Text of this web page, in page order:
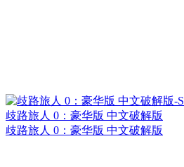
歧路旅人 0：豪华版 中文破解版
歧路旅人 0：豪华版 中文破解版